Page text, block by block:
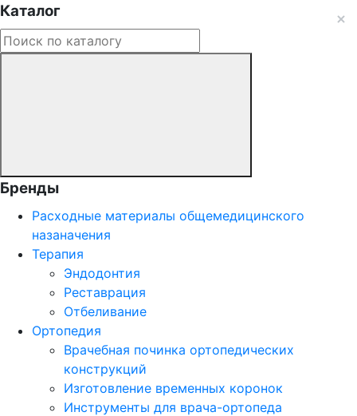
Каталог
Бренды
Расходные материалы общемедицинского
назаначения
Терапия
Эндодонтия
Реставрация
Отбеливание
Ортопедия
Врачебная починка ортопедических
конструкций
Изготовление временных коронок
Инструменты для врача-ортопеда